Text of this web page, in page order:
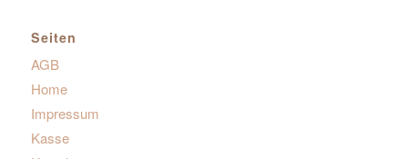
Seiten
AGB
Home
Impressum
Kasse